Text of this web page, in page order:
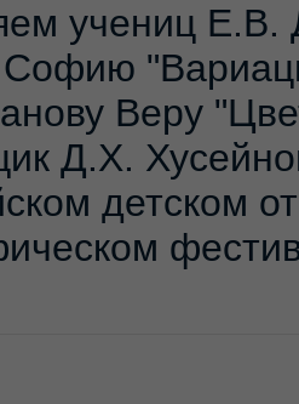
учениц Е.В.
Софию
Веру
Д.Х.
детском